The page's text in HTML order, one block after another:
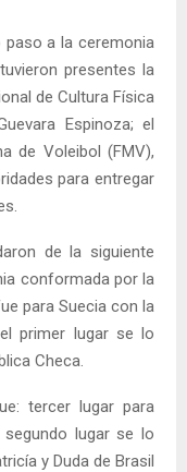
a la ceremonia
presentes la
de Cultura Física
Espinoza; el
de Voleibol (FMV),
para entregar
de la siguiente
conformada por la
para Suecia con la
primer lugar se lo
Checa.
tercer lugar para
lugar se lo
y Duda de Brasil